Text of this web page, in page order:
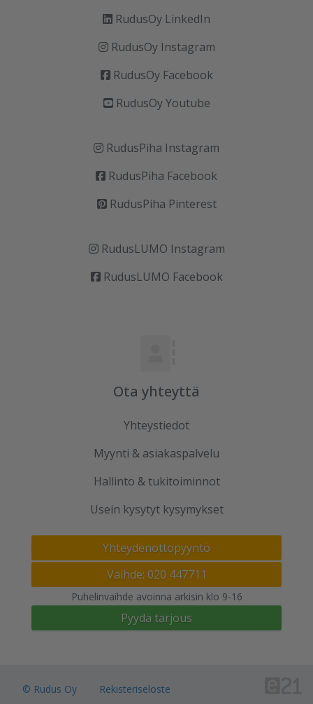
RudusOy LinkedIn
RudusOy Instagram
RudusOy Facebook
RudusOy Youtube
RudusPiha Instagram
RudusPiha Facebook
RudusPiha Pinterest
RudusLUMO Instagram
RudusLUMO Facebook
Ota yhteyttä
Yhteystiedot
Myynti & asiakaspalvelu
Hallinto & tukitoiminnot
Usein kysytyt kysymykset
Yhteydenottopyyntö
Vaihde: 020 447711
Puhelinvaihde avoinna arkisin klo 9-16
Pyydä tarjous
© Rudus Oy Rekisteriseloste